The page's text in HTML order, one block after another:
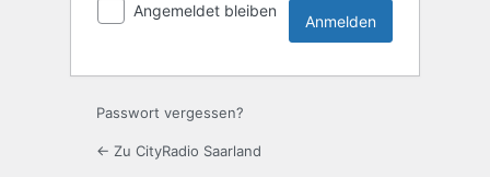
Angemeldet bleiben
Passwort vergessen?
← Zu CityRadio Saarland